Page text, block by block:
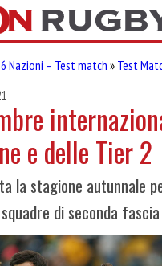
6 Nazioni – Test match » Test
e delle Tier 2
la stagione autunnale
di seconda fascia